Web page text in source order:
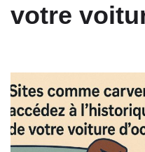
votre